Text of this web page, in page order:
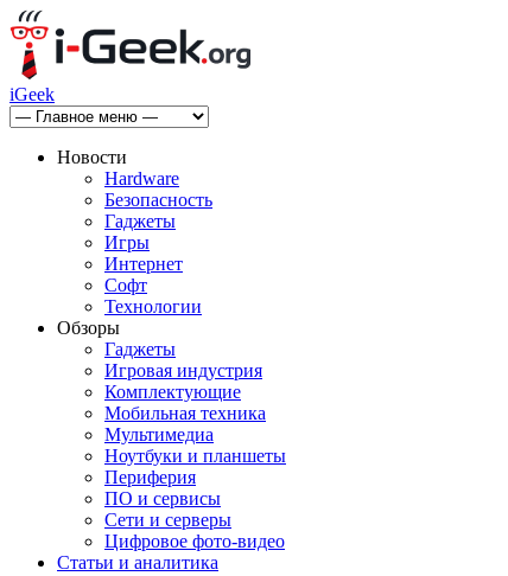
iGeek
Новости
Hardware
Безопасность
Гаджеты
Игры
Интернет
Софт
Технологии
Обзоры
Гаджеты
Игровая индустрия
Комплектующие
Мобильная техника
Мультимедиа
Ноутбуки и планшеты
Периферия
ПО и сервисы
Сети и серверы
Цифровое фото-видео
Статьи и аналитика